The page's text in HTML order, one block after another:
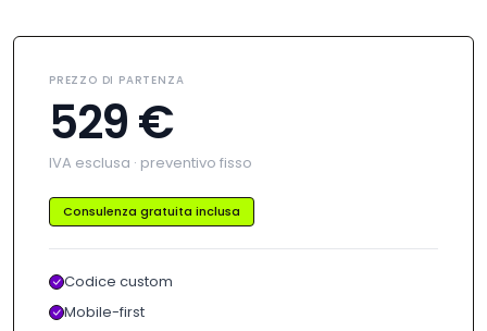
PREZZO DI PARTENZA
529 €
IVA esclusa · preventivo fisso
Consulenza gratuita inclusa
Codice custom
Mobile-first